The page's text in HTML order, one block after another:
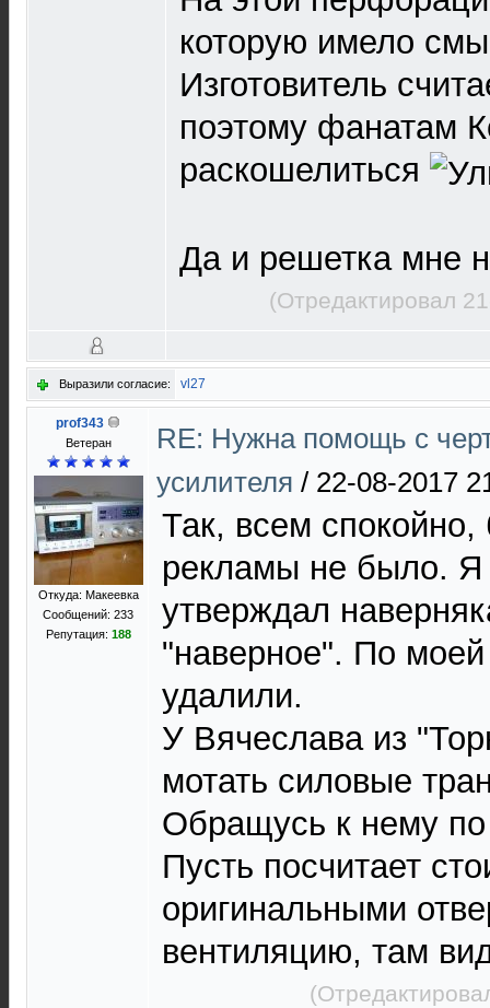
которую имело
Изготовитель
поэтому фанатам
раскошелиться
Да и решетка мне
(Отредактировал
Выразили согласие: vl27
prof343
Ветеран
Откуда: Макеевка
Сообщений: 233
Репутация: 188
RE: Нужна помощь с
усилителя / 22-08-2017
Так, всем спокойно,
рекламы не было. Я
утверждал
"наверное". По моей
удалили.
У Вячеслава из
мотать силовые
Обращусь к нему
Пусть посчитает
оригинальными
вентиляцию, там